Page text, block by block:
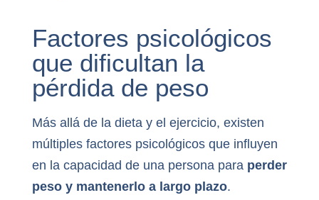
Factores psicológicos
que dificultan la
pérdida de peso
Más allá de la dieta y el ejercicio, existen
múltiples factores psicológicos que influyen
en la capacidad de una persona para perder
peso y mantenerlo a largo plazo.